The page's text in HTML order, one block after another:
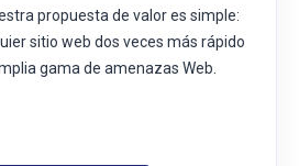
propuesta de valor es simple:
sitio web dos veces más rápido
gama de amenazas Web.